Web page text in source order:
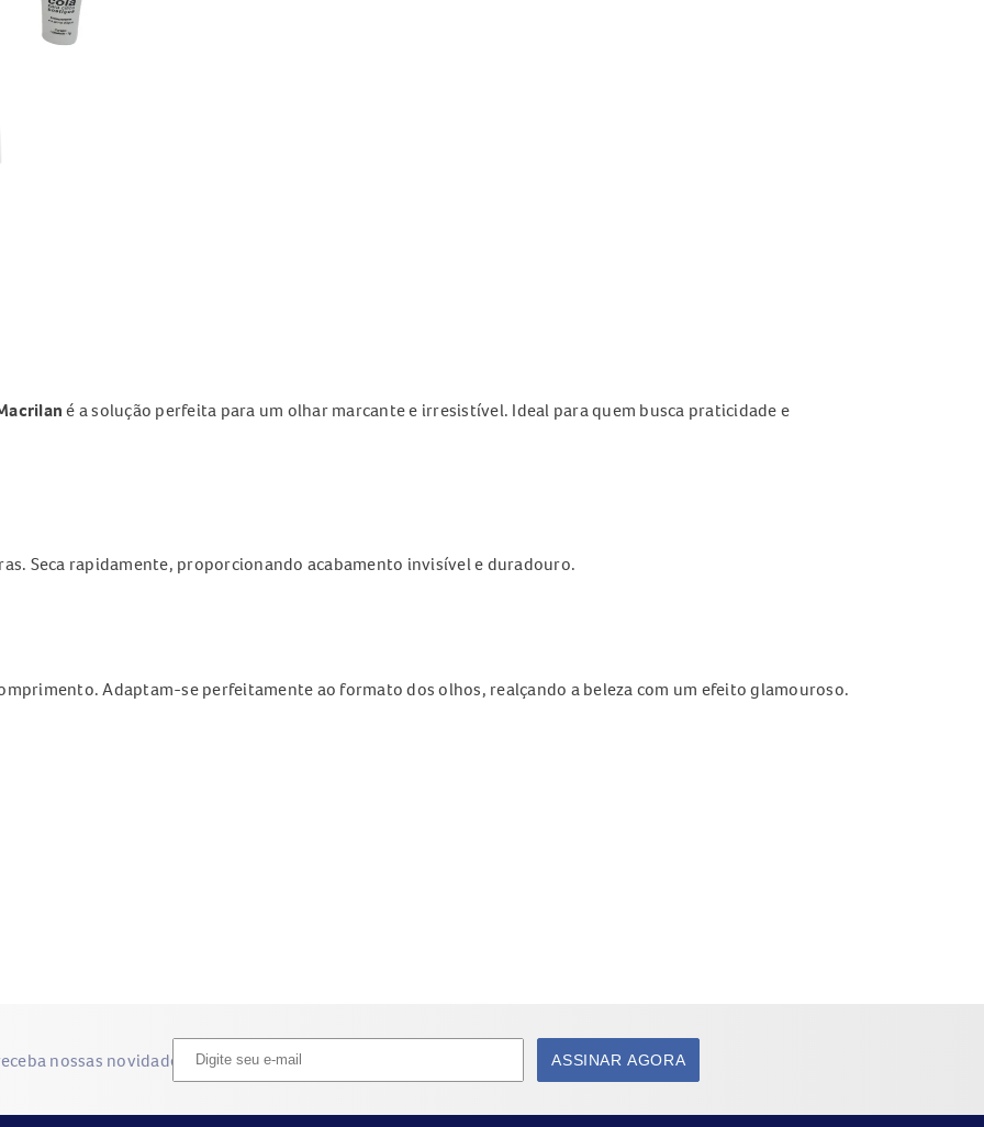
é a solução perfeita para um olhar marcante e irresistível. Ideal para quem busca praticidade e
Seca rapidamente, proporcionando acabamento invisível e duradouro.
Adaptam-se perfeitamente ao formato dos olhos, realçando a beleza com um efeito glamouroso.
nossas novidades ASSINAR AGORA